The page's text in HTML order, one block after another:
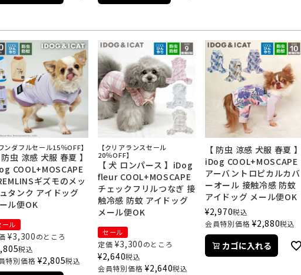
ンダフルセール15％OFF】
防虫 涼感 犬服 春夏 】
COOL+MOSCAPE
ギズモのメッ
タンク アイドッグ
ル便OK
ール
¥3,300のところ
税込
特別価格 ¥2,805税込
【クリアランスセール
20％OFF】
【 犬 ロンパース 】iDog
fleur COOL+MOSCAPE
チェックフリルつなぎ 接
触冷感 防蚊 アイドッグ
メール便OK
セール
定価 ¥3,300のところ
¥2,640税込
会員特別価格 ¥2,640税込
【 防虫 涼感 犬服 春夏 】
iDog COOL+MOSCAPE
アーバントロピカルカバ
ーオール 接触冷感 防蚊
アイドッグ メール便OK
¥2,970税込
会員特別価格 ¥2,880税込
カゴに入れる